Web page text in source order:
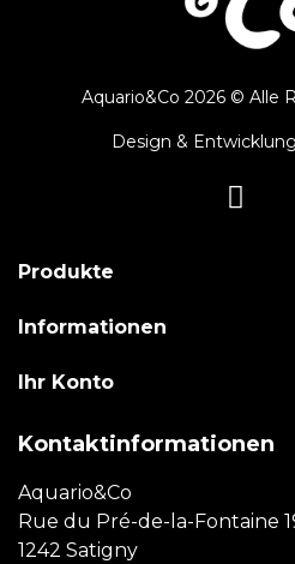
Aquario&Co 2026 © Alle
Design &
Produkte
Informationen
Ihr Konto
Kontaktinformationen
Aquario&Co
Rue du Pré-de-la-Fontaine
1242 Satigny